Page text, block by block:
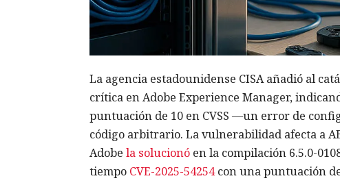
La agencia estadounidense CISA añadió al
crítica en Adobe Experience Manager,
puntuación de 10 en CVSS —un error de
código arbitrario. La vulnerabilidad afecta a
Adobe la solucionóen la compilación 6.5.0-
tiempo CVE-2025-54254con una puntuación